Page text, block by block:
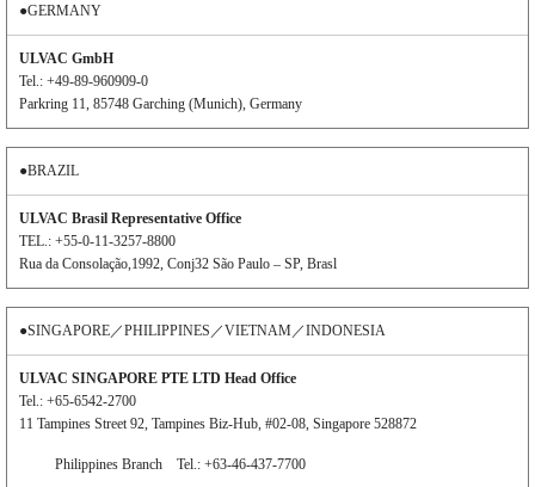
●GERMANY
ULVAC GmbH
Tel.: +49-89-960909-0
Parkring 11, 85748 Garching (Munich), Germany
●BRAZIL
ULVAC Brasil Representative Office
TEL.: +55-0-11-3257-8800
Rua da Consolação,1992, Conj32 São Paulo – SP, Brasl
●SINGAPORE／PHILIPPINES／VIETNAM／INDONESIA
ULVAC SINGAPORE PTE LTD Head Office
Tel.: +65-6542-2700
11 Tampines Street 92, Tampines Biz-Hub, #02-08, Singapore 528872
Philippines Branch Tel.: +63-46-437-7700